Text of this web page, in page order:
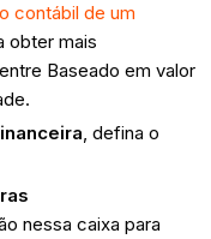
contábil de um
obter mais
Baseado em valor
, defina o
nessa caixa para